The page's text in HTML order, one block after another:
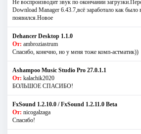
Не воспроизводит звук по окончании
Download Manager 6.43.7,всё заработало как было
появился.Новое
Dehancer Desktop 1.1.0
От: ambroziastrum
Спасибо, конечно, но у меня тоже комп-астматик))
Ashampoo Music Studio Pro 27.0.1.1
От: kalachik2020
БОЛЬШОЕ СПАСИБО!
FxSound 1.2.10.0 / FxSound 1.2.11.0 Beta
От: nicogalzaga
Спасибо!